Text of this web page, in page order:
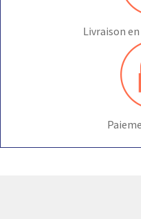
Livraison